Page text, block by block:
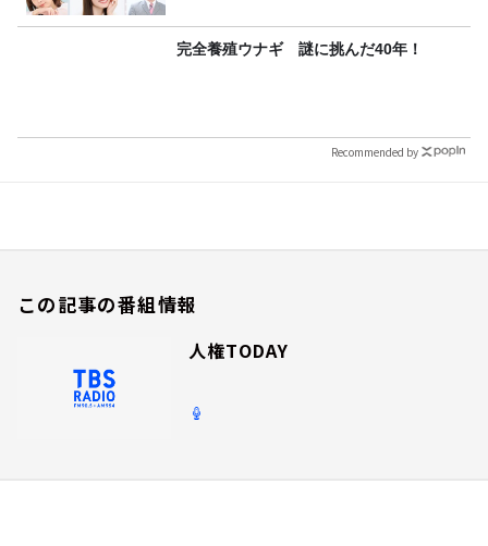
完全養殖ウナギ 謎に挑んだ40年！
Recommended by
この記事の番組情報
人権TODAY